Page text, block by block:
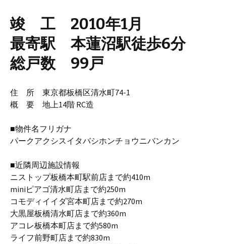
竣 工 2010年1月
最寄駅 本蓮沼駅徒歩6分
総戸数 99戸
住 所 東京都板橋区清水町74-1
概 要 地上14階 RC造
■物件名フリガナ
パークアクシスイタバシホンチョウニバンカン
■近隣周辺施設情報
ニストップ板橋本町駅前店まで約410m
miniピアゴ清水町店まで約250m
コモディイイダ宮本町店まで約270m
大黒屋板橋清水町店まで約360m
アコレ板橋本町店まで約580m
ライフ前野町店まで約830m